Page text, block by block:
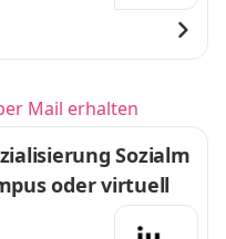
Mail erhalten
Sozialm
oder virtuell